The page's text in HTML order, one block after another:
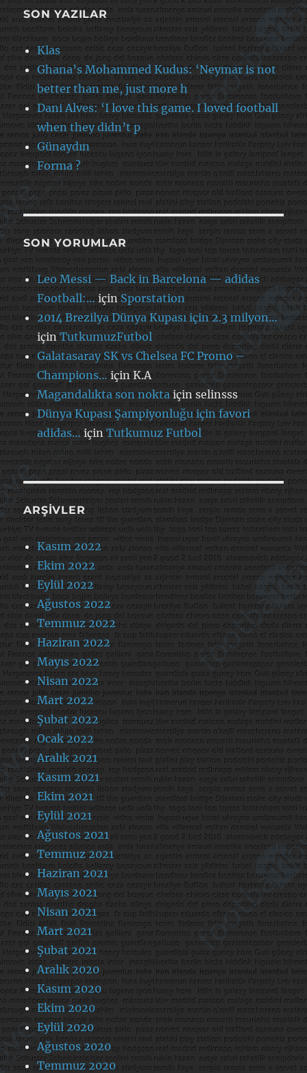
SON YAZILAR
Klas
Ghana’s Mohammed Kudus: ‘Neymar is not
better than me, just more h
Dani Alves: ‘I love this game. I loved football
when they didn’t p
Günaydın
Forma ?
SON YORUMLAR
Leo Messi — Back in Barcelona — adidas
Football:…içinSporstation
2014 Brezilya Dünya Kupası için 2.3 milyon…
içinTutkumuzFutbol
Galatasaray SK vs Chelsea FC Promo –
Champions…içinK.A
Magandalıkta son nokta içinselinsss
Dünya Kupası Şampiyonluğu için favori
adidas…içinTutkumuz Futbol
ARŞIVLER
Kasım 2022
Ekim 2022
Eylül 2022
Ağustos 2022
Temmuz 2022
Haziran 2022
Mayıs 2022
Nisan 2022
Mart 2022
Şubat 2022
Ocak 2022
Aralık 2021
Kasım 2021
Ekim 2021
Eylül 2021
Ağustos 2021
Temmuz 2021
Haziran 2021
Mayıs 2021
Nisan 2021
Mart 2021
Şubat 2021
Aralık 2020
Kasım 2020
Ekim 2020
Eylül 2020
Ağustos 2020
Temmuz 2020